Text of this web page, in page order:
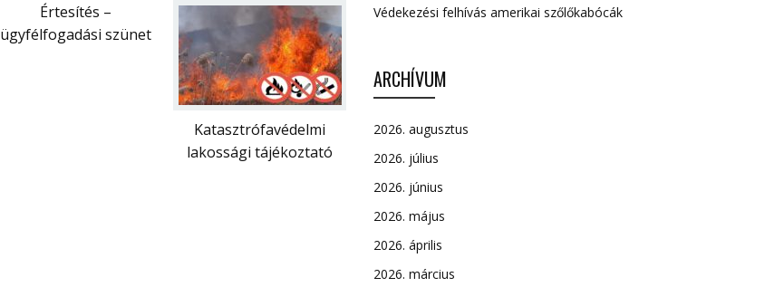
Értesítés –
ügyfélfogadási szünet
Katasztrófavédelmi
lakossági tájékoztató
Védekezési felhívás amerikai szőlőkabócák
ARCHÍVUM
2026. augusztus
2026. július
2026. június
2026. május
2026. április
2026. március